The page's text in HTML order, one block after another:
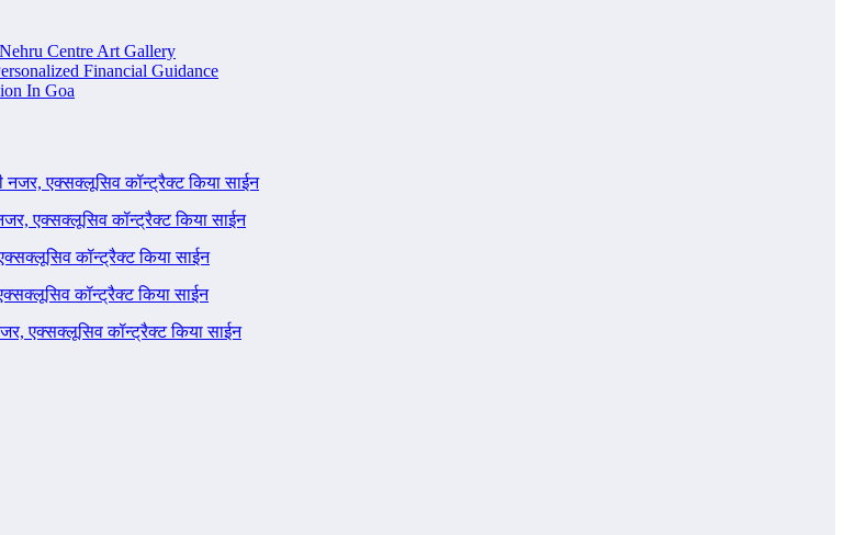
Centre Art Gallery
Financial Guidance
In Goa
नजर, एक्सक्लूसिव कॉन्ट्रैक्ट किया साईन
एक्सक्लूसिव कॉन्ट्रैक्ट किया साईन
कॉन्ट्रैक्ट किया साईन
कॉन्ट्रैक्ट किया साईन
एक्सक्लूसिव कॉन्ट्रैक्ट किया साईन